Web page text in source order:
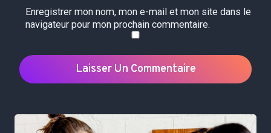
Enregistrer mon nom, mon e-mail et mon site dans le
navigateur pour mon prochain commentaire.